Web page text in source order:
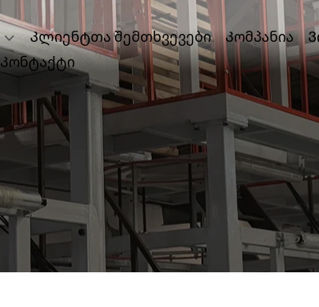
Კლიენტთა შემთხვევები Კომპანია
Კონტაქტი